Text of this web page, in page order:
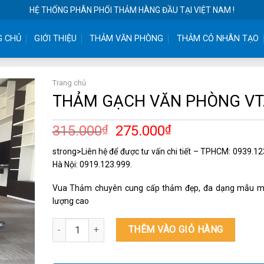
HỆ THỐNG PHÂN PHỐI THẢM HÀNG ĐẦU TẠI VIỆT NAM !
CHỦ GIỚI THIỆU THẢM VĂN PHÒNG THẢM CỎ NHÂN TẠO
Trang chủ
THẢM GẠCH VĂN PHÒNG
315.000₫ 275.000₫
strong>Liên hệ để được tư vấn chi tiết – TPHCM:
Hà Nội: 0919.123.999.
Vua Thảm chuyên cung cấp thảm đẹp, đa dạng mẫu
lượng cao
THẢM GẠCH VĂN PHÒNG VT.06 số lượng
THÊM VÀO GIỎ HÀNG